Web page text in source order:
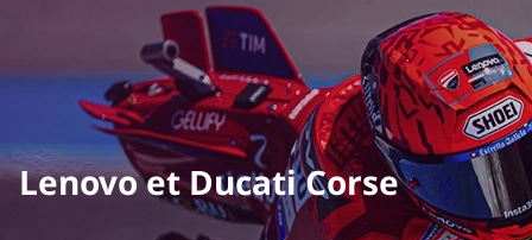
Lenovo et Ducati Corse